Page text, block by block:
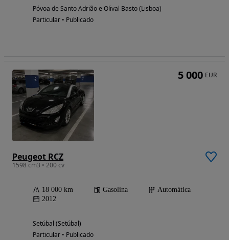
Póvoa de Santo Adrião e Olival Basto (Lisboa)
Particular • Publicado
Peugeot RCZ
1598 cm3 • 200 cv
18 000 km Gasolina
Automática
2012
Setúbal (Setúbal)
Particular • Publicado
5 000 EUR